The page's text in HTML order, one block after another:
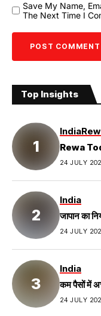
Save My Name,
The Next Time I
Top Insights
India
Rewa
24 JULY
India
जापान का
24 JULY
India
कम पैसों में
24 JULY